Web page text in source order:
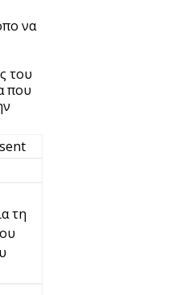
να
του
που
τη